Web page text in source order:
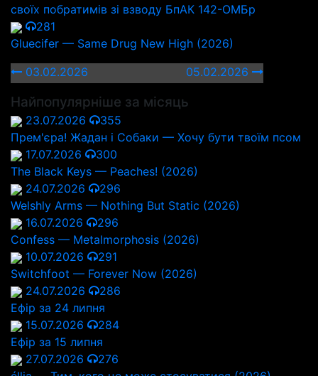
своїх побратимів зі взводу БпАК 142-ОМБр
281
Gluecifer — Same Drug New High (2026)
03.02.2026
05.02.2026
Найпопулярніше за місяць
23.07.2026
355
Прем'єра! Жадан і Собаки — Хочу бути твоїм псом
17.07.2026
300
The Black Keys — Peaches! (2026)
24.07.2026
296
Welshly Arms — Nothing But Static (2026)
16.07.2026
296
Confess — Metalmorphosis (2026)
10.07.2026
291
Switchfoot — Forever Now (2026)
24.07.2026
286
Ефір за 24 липня
15.07.2026
284
Ефір за 15 липня
27.07.2026
276